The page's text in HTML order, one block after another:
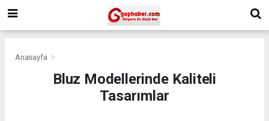
Anasayfa
Bluz Modellerinde Kaliteli
Tasarımlar